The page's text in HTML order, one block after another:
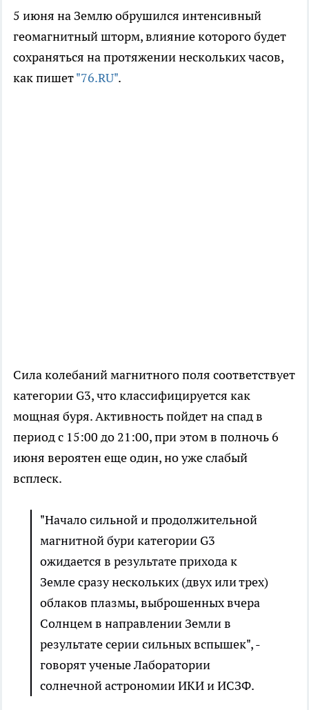
5 июня на Землю обрушился интенсивный
геомагнитный шторм, влияние которого будет
сохраняться на протяжении нескольких часов,
как пишет"76.RU".
Сила колебаний магнитного поля соответствует
категории G3, что классифицируется как
мощная буря. Активность пойдет на спад в
период с 15:00 до 21:00, при этом в полночь 6
июня вероятен еще один, но уже слабый
всплеск.
"Начало сильной и продолжительной
магнитной бури категории G3
ожидается в результате прихода к
Земле сразу нескольких (двух или трех)
облаков плазмы, выброшенных вчера
Солнцем в направлении Земли в
результате серии сильных вспышек", -
говорят ученые Лаборатории
солнечной астрономии ИКИ и ИСЗФ.